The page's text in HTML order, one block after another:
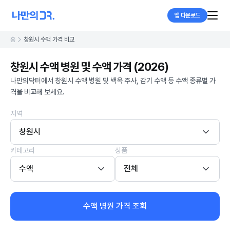
앱 다운로드
홈 창원시 수액 가격 비교
창원시 수액 병원 및 수액 가격 (2026)
나만의닥터에서 창원시 수액 병원 및 백옥 주사, 감기 수액 등 수액 종류별 가
격을 비교해 보세요.
지역
창원시
카테고리
수액
상품
전체
수액 병원 가격 조회